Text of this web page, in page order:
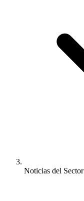
Noticias del Sector